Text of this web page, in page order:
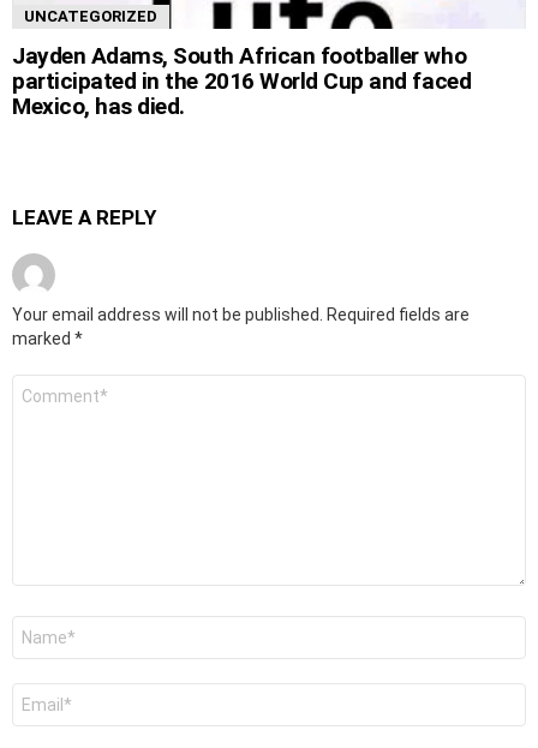
UNCATEGORIZED
Jayden Adams, South African footballer who
participated in the 2016 World Cup and faced
Mexico, has died.
LEAVE A REPLY
Your email address will not be published.
Required fields are
marked *